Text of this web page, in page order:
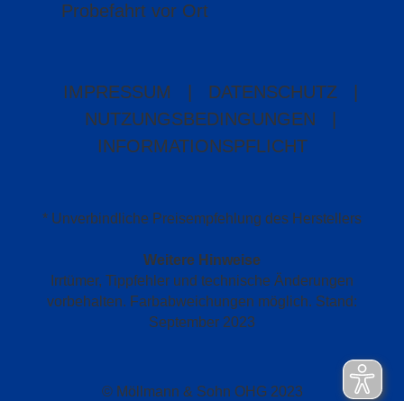
Probefahrt vor Ort
IMPRESSUM DATENSCHUTZ
NUTZUNGSBEDINGUNGEN
INFORMATIONSPFLICHT
* Unverbindliche Preisempfehlung des Herstellers
Weitere Hinweise
Irrtümer, Tippfehler und technische Änderungen
vorbehalten. Farbabweichungen möglich. Stand:
September 2023
© Möllmann & Sohn OHG 2023